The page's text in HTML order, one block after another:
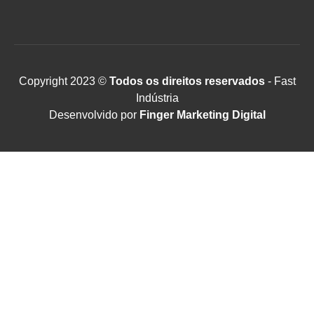
Copyright 2023 ©Todos os direitos reservados- Fast
Indústria
Desenvolvido por Finger Marketing Digital